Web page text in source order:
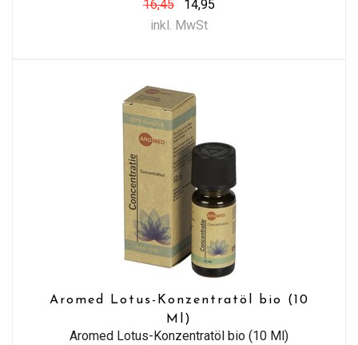
16,45
14,95
inkl. MwSt
Aromed Lotus-Konzentratöl bio (10
Ml)
Aromed Lotus-Konzentratöl bio (10 Ml)